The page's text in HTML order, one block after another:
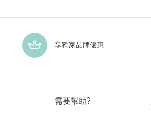
享獨家品牌優惠
需要幫助?